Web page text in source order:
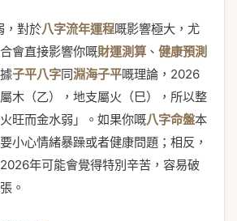
，對於八字流年運程嘅影響極大，尤
會直接影響你嘅財運測算 、 健康預測
子平八字同淵海子平嘅理論，2026
木（乙），地支屬火（巳），所以整
旺而金水弱」。如果你嘅八字命盤本
小心情緒暴躁或者健康問題；相反，
年可能會覺得特別辛苦，容易破
。